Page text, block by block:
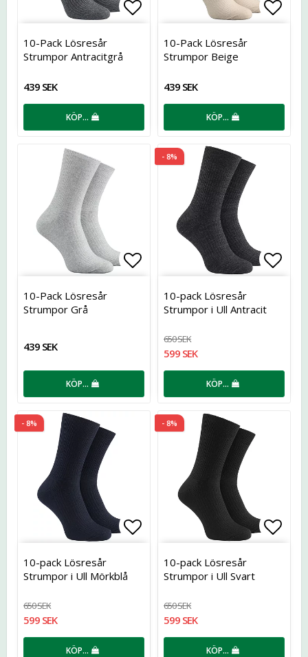
Lägg till i favoritlistan
10-Pack Lösresår
Strumpor Antracitgrå
439 SEK
KÖP…
10-Pack Lösresår
Strumpor Beige
439 SEK
KÖP…
Lägg till i favoritlistan
10-Pack Lösresår
Strumpor Grå
439 SEK
KÖP…
- 8%
10-pack Lösresår
Strumpor i Ull Antracit
650 SEK
599 SEK
KÖP…
- 8%
Lägg till i favoritlistan
10-pack Lösresår
Strumpor i Ull Mörkblå
650 SEK
599 SEK
KÖP…
- 8%
10-pack Lösresår
Strumpor i Ull Svart
650 SEK
599 SEK
KÖP…